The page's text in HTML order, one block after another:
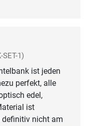
SET-1)
ist jeden
perfekt, alle
edel,
ist
nicht am